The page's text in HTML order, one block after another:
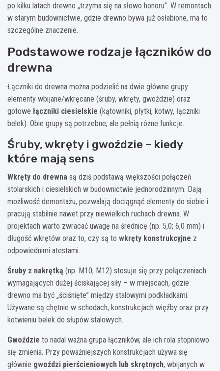
po kilku latach drewno „trzyma się na słowo honoru”. W remontach
w starym budownictwie, gdzie drewno bywa już osłabione, ma to
szczególne znaczenie.
Podstawowe rodzaje łączników do
drewna
Łączniki do drewna można podzielić na dwie główne grupy:
elementy wbijane/wkręcane (śruby, wkręty, gwoździe) oraz
gotowe łączniki ciesielskie (kątowniki, płytki, kotwy, łączniki
belek). Obie grupy są potrzebne, ale pełnią różne funkcje.
Śruby, wkręty i gwoździe – kiedy
które mają sens
Wkręty do drewna są dziś podstawą większości połączeń
stolarskich i ciesielskich w budownictwie jednorodzinnym. Dają
możliwość demontażu, pozwalają dociągnąć elementy do siebie i
pracują stabilnie nawet przy niewielkich ruchach drewna. W
projektach warto zwracać uwagę na średnicę (np. 5,0; 6,0 mm) i
długość wkrętów oraz to, czy są to wkręty konstrukcyjne z
odpowiednimi atestami.
Śruby z nakrętką (np. M10, M12) stosuje się przy połączeniach
wymagających dużej ściskającej siły – w miejscach, gdzie
drewno ma być „ściśnięte” między stalowymi podkładkami.
Używane są chętnie w schodach, konstrukcjach więźby oraz przy
kotwieniu belek do słupów stalowych.
Gwoździe to nadal ważna grupa łączników, ale ich rola stopniowo
się zmienia. Przy poważniejszych konstrukcjach używa się
głównie gwoździ pierścieniowych lub skrętnych, wbijanych w